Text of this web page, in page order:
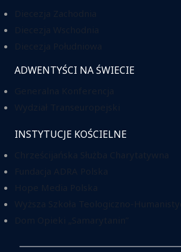
ADWENTYŚCI NA ŚWIECIE
INSTYTUCJE KOŚCIELNE